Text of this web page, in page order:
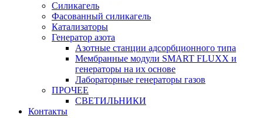
Силикагель
Фасованный силикагель
Катализаторы
Генератор азота
Азотные станции адсорбционного типа
Мембранные модули SMART FLUXX и
генераторы на их основе
Лабораторные генераторы газов
ПРОЧЕЕ
СВЕТИЛЬНИКИ
Контакты